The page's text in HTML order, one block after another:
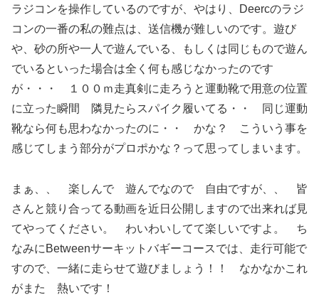
ラジコンを操作しているのですが、やはり、Deercのラジ
コンの一番の私の難点は、送信機が難しいのです。遊び
や、砂の所や一人で遊んでいる、もしくは同じもので遊ん
でいるといった場合は全く何も感じなかったのです
が・・・ １００ｍ走真剣に走ろうと運動靴で用意の位置
に立った瞬間 隣見たらスパイク履いてる・・ 同じ運動
靴なら何も思わなかったのに・・ かな？ こういう事を
感じてしまう部分がプロポかな？って思ってしまいます。
まぁ、、 楽しんで 遊んでなので 自由ですが、、 皆
さんと競り合ってる動画を近日公開しますので出来れば見
てやってください。 わいわいしてて楽しいですよ。 ち
なみにBetweenサーキットバギーコースでは、走行可能で
すので、一緒に走らせて遊びましょう！！ なかなかこれ
がまた 熱いです！